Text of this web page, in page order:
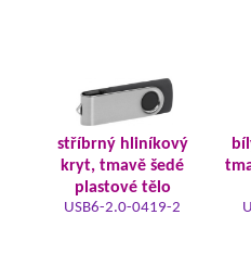
stříbrný hliníkový
kryt, tmavě šedé
plastové tělo
USB6-2.0-0419-2